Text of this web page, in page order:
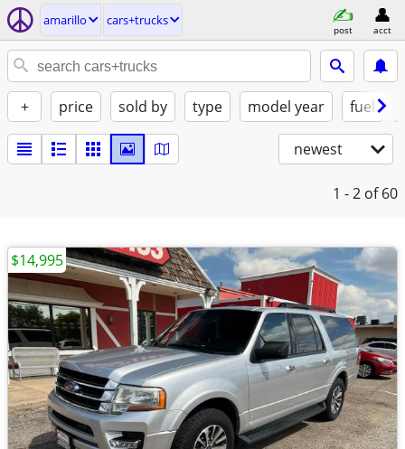
amarillo cars+trucks
post acct
+ price sold by type model year fuel
newest
1 - 2 of 60
$14,995